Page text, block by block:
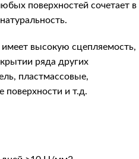
поверхностей сочетает в
имеет высокую сцепляемость,
ряда других
пластмассовые,
поверхности и т.д.